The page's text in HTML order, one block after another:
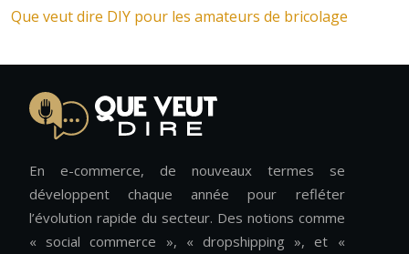
Que veut dire DIY pour les amateurs de bricolage
En e-commerce, de nouveaux termes se
développent chaque année pour refléter
l’évolution rapide du secteur. Des notions comme
« social commerce », « dropshipping », et «